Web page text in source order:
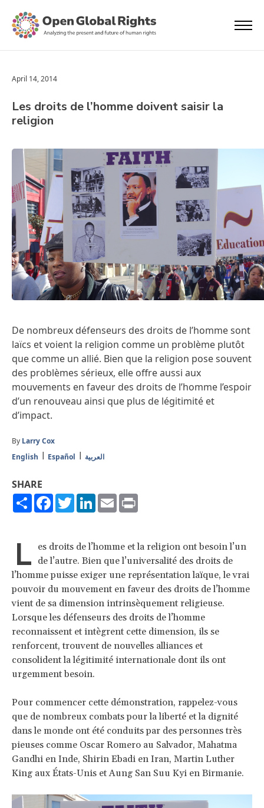
April 14, 2014
Les droits de l’homme doivent saisir la
religion
De nombreux défenseurs des droits de l’homme sont
laïcs et voient la religion comme un problème plutôt
que comme un allié. Bien que la religion pose souvent
des problèmes sérieux, elle offre aussi aux
mouvements en faveur des droits de l’homme l’espoir
d’un renouveau ainsi que plus de légitimité et
d’impact.
By Larry Cox
English
Español العربية
SHARE
ShareFacebook
TwitterLinkedIn
Email
L es droits de l’homme et la religion ont besoin l’un
de l’autre. Bien que l’universalité des droits de
l’homme puisse exiger une représentation laïque, le vrai
pouvoir du mouvement en faveur des droits de l’homme
vient de sa dimension intrinsèquement religieuse.
Lorsque les défenseurs des droits de l’homme
reconnaissent et intègrent cette dimension, ils se
renforcent, trouvent de nouvelles alliances et
consolident la légitimité internationale dont ils ont
urgemment besoin.
Pour commencer cette démonstration, rappelez-vous
que de nombreux combats pour la liberté et la dignité
dans le monde ont été conduits par des personnes très
pieuses comme Oscar Romero au Salvador, Mahatma
Gandhi en Inde, Shirin Ebadi en Iran, Martin Luther
King aux États-Unis et Aung San Suu Kyi en Birmanie.